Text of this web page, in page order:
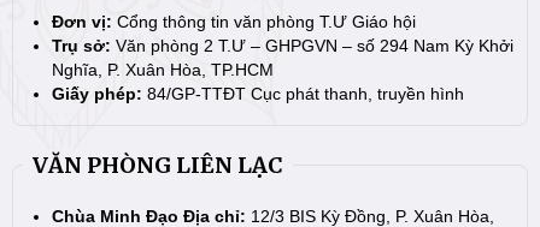
Đơn vị: Cổng thông tin văn phòng T.Ư Giáo hội
Trụ sở: Văn phòng 2 T.Ư – GHPGVN – số 294 Nam Kỳ Khởi
Nghĩa, P. Xuân Hòa, TP.HCM
Giấy phép: 84/GP-TTĐT Cục phát thanh, truyền hình
VĂN PHÒNG LIÊN LẠC
Chùa Minh Đạo Địa chỉ: 12/3 BIS Kỳ Đồng, P. Xuân Hòa,